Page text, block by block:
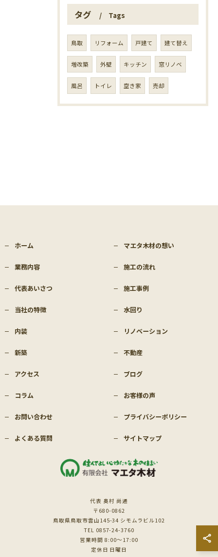
タグ Tags
鳥取 リフォーム 戸建て 建て替え
増改築 外壁 キッチン 窓リノベ
風呂 トイレ 空き家 売却
ホーム マエタ木材の想い
業務内容 施工の流れ
代表あいさつ 施工事例
当社の特徴 水回り
内装 リノベーション
新築 不動産
アクセス ブログ
コラム お客様の声
お問い合わせ プライバシーポリシー
よくある質問 サイトマップ
代表 奥村 尚通
〒680-0862
鳥取県鳥取市雲山145-34 シモムラビル102
TEL 0857-24-3760
営業時間 8:00～17:00
定休日 日曜日